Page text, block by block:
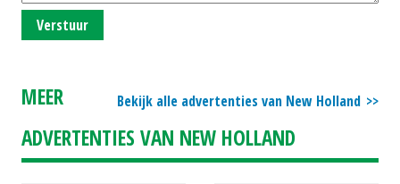
Verstuur
Bekijk alle advertenties van New Holland
MEER
ADVERTENTIES VAN NEW HOLLAND